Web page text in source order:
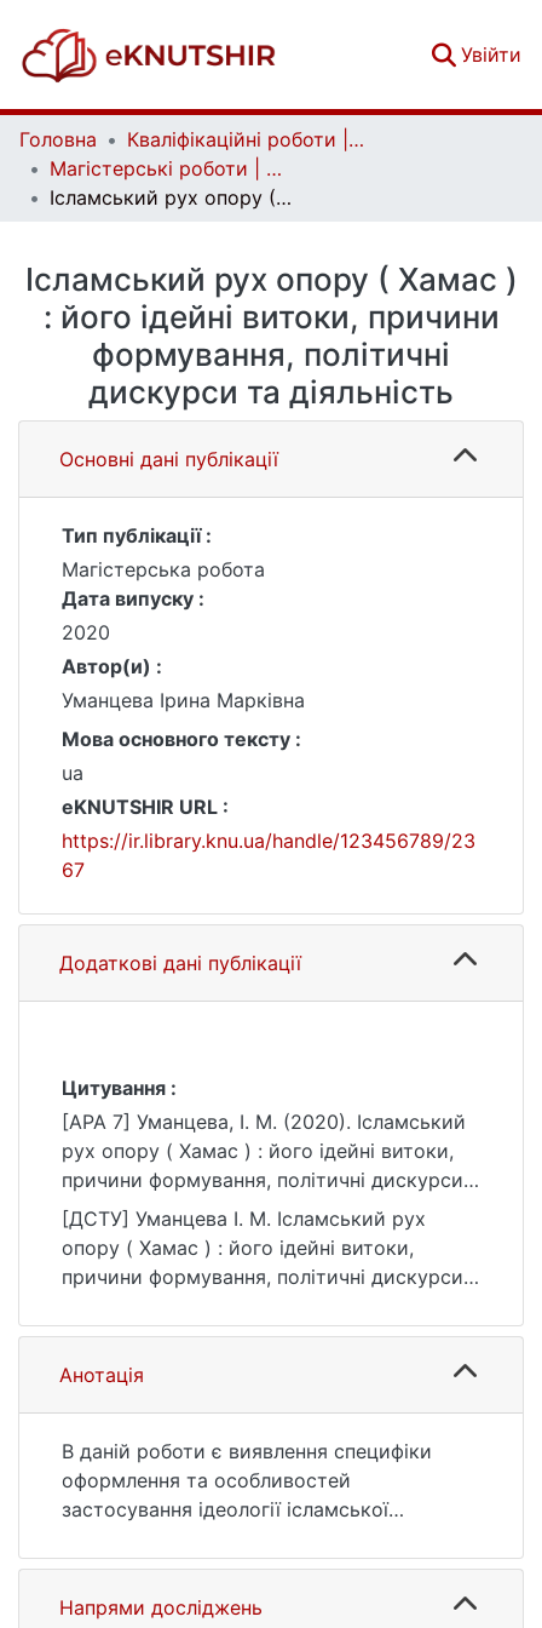
Увійти
Головна
Кваліфікаційні роботи | Qualifying works
Магістерські роботи | Master's theses
Ісламський рух опору ( Хамас ) : його ідейні витоки, причини формування, політичні дискурси та діяльність
Ісламський рух опору ( Хамас )
: його ідейні витоки, причини
формування, політичні
дискурси та діяльність
Основні дані публікації
Тип публікації :
Магістерська робота
Дата випуску :
2020
Автор(и) :
Уманцева Ірина Марківна
Мова основного тексту :
ua
eKNUTSHIR URL :
https://ir.library.knu.ua/handle/123456789/23
67
Додаткові дані публікації
Цитування :
[APA 7] Уманцева, І. М. (2020). Ісламський
рух опору ( Хамас ) : його ідейні витоки,
причини формування, політичні дискурси
та діяльність [Магістерська робота,
Київський національний університет імені
Тараса Шевченка]. eKNUTSHIR.
https://ir.library.knu.ua/handle/123456789/23
67
[ДСТУ] Уманцева І. М. Ісламський рух
опору ( Хамас ) : його ідейні витоки,
причини формування, політичні дискурси
магістра : 03 Гуманітарні науки. Київ, 2020.
80 с. URL:
https://ir.library.knu.ua/handle/123456789/23
Анотація
В даній роботи є виявлення специфіки
оформлення та особливостей
застосування ідеології ісламської
опору» (ХАМАС) у контексті палестино-
ізраїльського конфлікту. В кваліфікаційній
Напрями досліджень